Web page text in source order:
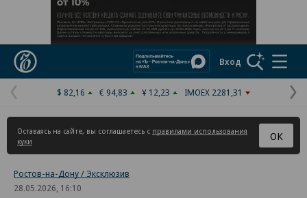
Вход
Предыдущая
страница
$ 82,16 € 94,83 ¥ 12,23 IMOEX 2281,31
Оставаясь на сайте, вы соглашаетесь с правилами использования
куки
ОК
Ростов-на-Дону / Эксклюзив
28.05.2026, 16:10